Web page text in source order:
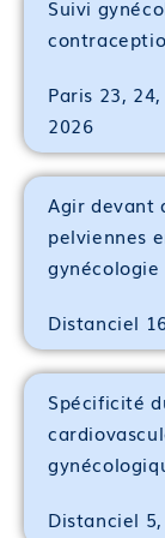
Module 27 :
planification
Module 29 :
Dispositif de
Cette
les stagiaires
Suivi
Paris 23,
2026
Agir devant
pelviennes
gynécologie
Distanciel
Spécificité
Distanciel